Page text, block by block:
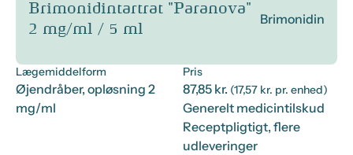
Brimonidintartrat "Paranova"
2 mg/ml / 5 ml
Brimonidin
Lægemiddelform
Øjendråber, opløsning 2
mg/ml
Pris
87,85 kr. (17,57 kr. pr. enhed)
Generelt medicintilskud
Receptpligtigt, flere
udleveringer